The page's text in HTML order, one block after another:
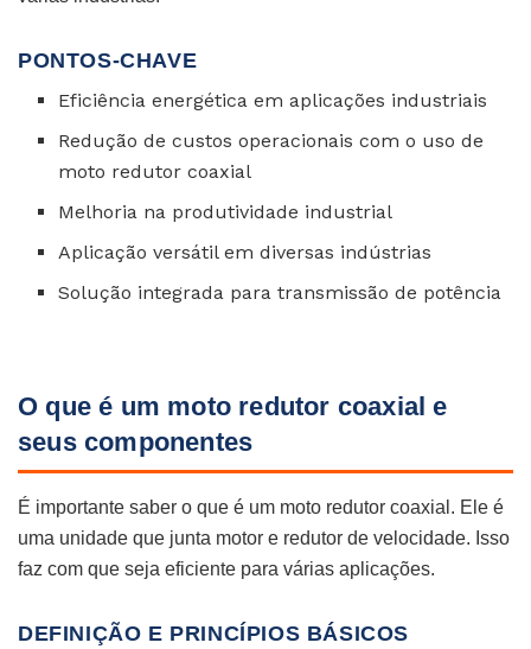
PONTOS-CHAVE
Eficiência energética em aplicações industriais
Redução de custos operacionais com o uso de
moto redutor coaxial
Melhoria na produtividade industrial
Aplicação versátil em diversas indústrias
Solução integrada para transmissão de potência
O que é um moto redutor coaxial e
seus componentes
É importante saber o que é um moto redutor coaxial. Ele é
uma unidade que junta motor e redutor de velocidade. Isso
faz com que seja eficiente para várias aplicações.
DEFINIÇÃO E PRINCÍPIOS BÁSICOS